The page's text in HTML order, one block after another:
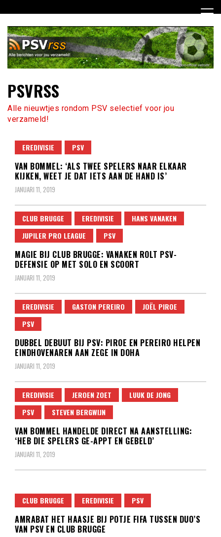
naar
inhoud
PSVRSS
Alle nieuwtjes rondom PSV selectief voor jou
verzameld!
EREDIVISIE PSV
VAN BOMMEL: ‘ALS TWEE SPELERS NAAR ELKAAR
KIJKEN, WEET JE DAT IETS AAN DE HAND IS’
JANUARI 11, 2019
CLUB BRUGGE EREDIVISIE
HANS VANAKEN
JUPILER PRO LEAGUE
PSV
MAGIE BIJ CLUB BRUGGE: VANAKEN ROLT PSV-
DEFENSIE OP MET SOLO EN SCOORT
JANUARI 11, 2019
EREDIVISIE GASTON PEREIRO
JOËL PIROE
PSV
DUBBEL DEBUUT BIJ PSV: PIROE EN PEREIRO HELPEN
EINDHOVENAREN AAN ZEGE IN DOHA
JANUARI 11, 2019
EREDIVISIE JEROEN ZOET
LUUK DE JONG
PSV
STEVEN BERGWIJN
VAN BOMMEL HANDELDE DIRECT NA AANSTELLING:
‘HEB DIE SPELERS GE-APPT EN GEBELD’
JANUARI 11, 2019
CLUB BRUGGE EREDIVISIE PSV
AMRABAT HET HAASJE BIJ POTJE FIFA TUSSEN DUO’S
VAN PSV EN CLUB BRUGGE